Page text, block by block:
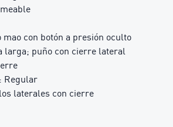
mao con botón a presión oculto
larga; puño con cierre lateral
Regular
laterales con cierre